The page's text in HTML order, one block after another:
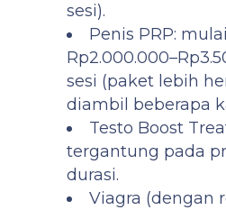
sesi).
Penis PRP: mulai
sesi (paket lebih
diambil beberapa
Testo Boost
tergantung pada
durasi.
Viagra (dengan